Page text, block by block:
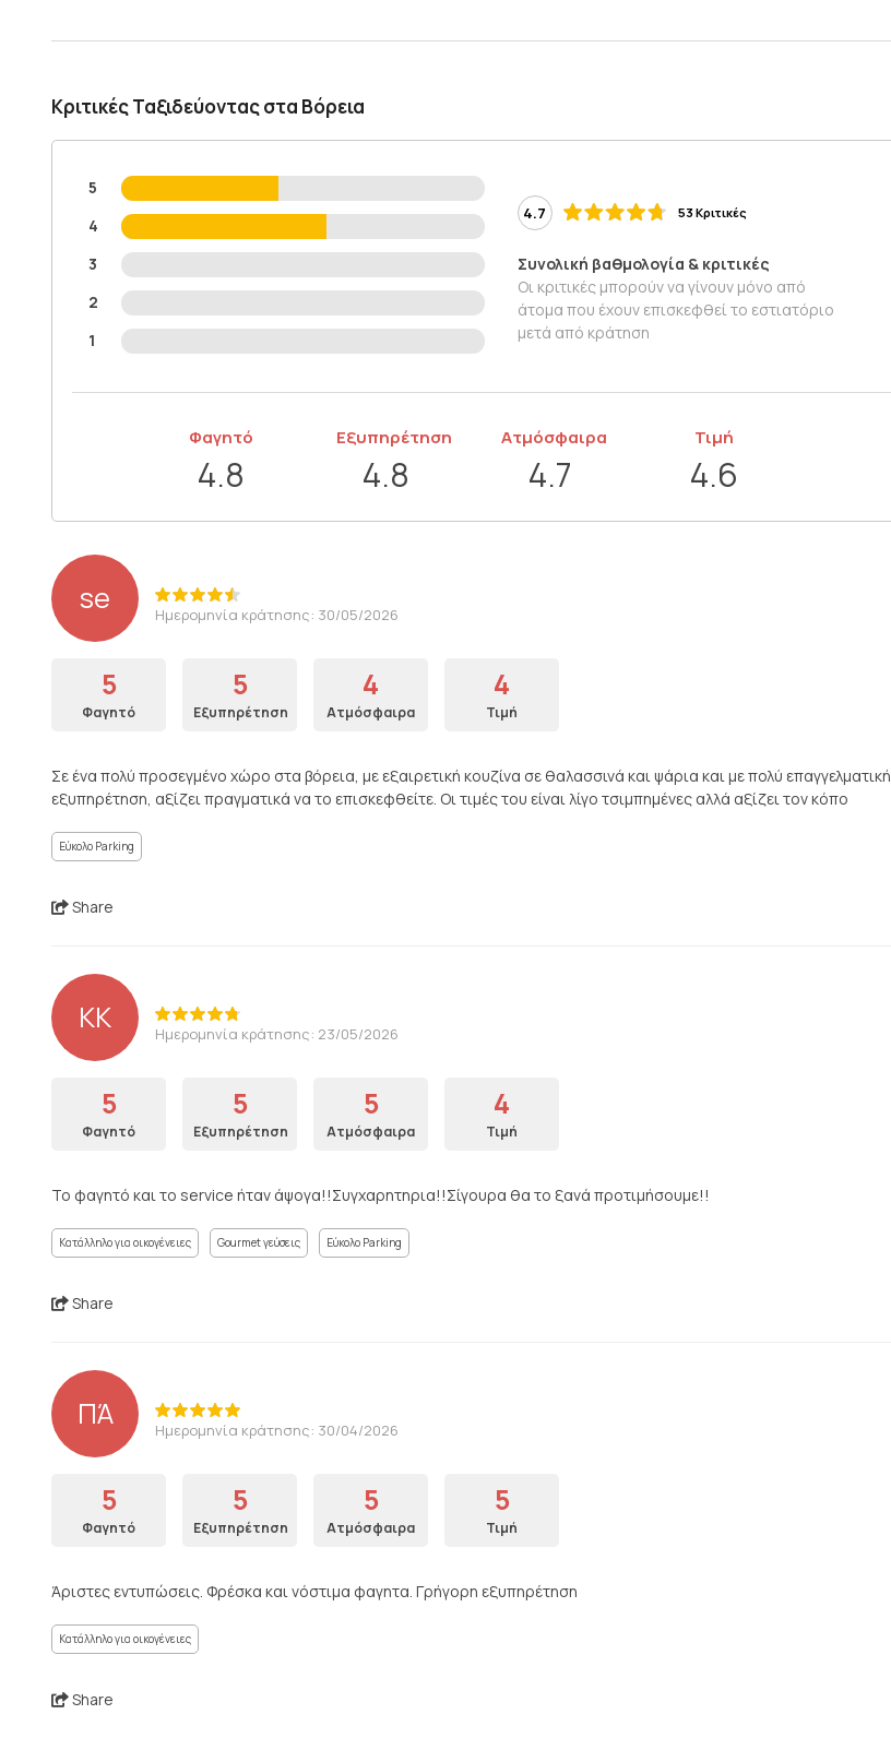
Κριτικές Ταξιδεύοντας στα Βόρεια
5
4
3
2
1
4.7 53 Κριτικές
Συνολική βαθμολογία & κριτικές
Οι κριτικές μπορούν να γίνουν μόνο από
άτομα που έχουν επισκεφθεί το εστιατόριο
μετά από κράτηση
Φαγητό
4.8
Εξυπηρέτηση
4.8
Ατμόσφαιρα
4.7
Τιμή
4.6
se Ημερομηνία κράτησης: 30/05/2026
5
Φαγητό
5
Εξυπηρέτηση
4
Ατμόσφαιρα
4
Τιμή
Σε ένα πολύ προσεγμένο χώρο στα βόρεια, με εξαιρετική κουζίνα σε θαλασσινά και ψάρια και με πολύ επαγγελματική
εξυπηρέτηση, αξίζει πραγματικά να το επισκεφθείτε. Οι τιμές του είναι λίγο τσιμπημένες αλλά αξίζει τον κόπο
Εύκολο Parking
Share
ΚΚ Ημερομηνία κράτησης: 23/05/2026
5
Φαγητό
5
Εξυπηρέτηση
5
Ατμόσφαιρα
4
Τιμή
Το φαγητό και το service ήταν άψογα!!Συγχαρητηρια!!Σίγουρα θα το ξανά προτιμήσουμε!!
Κατάλληλο για οικογένειες Gourmet γεύσεις Εύκολο Parking
Share
ΠΆ Ημερομηνία κράτησης: 30/04/2026
5
Φαγητό
5
Εξυπηρέτηση
5
Ατμόσφαιρα
5
Τιμή
Άριστες εντυπώσεις. Φρέσκα και νόστιμα φαγητα. Γρήγορη εξυπηρέτηση
Κατάλληλο για οικογένειες
Share